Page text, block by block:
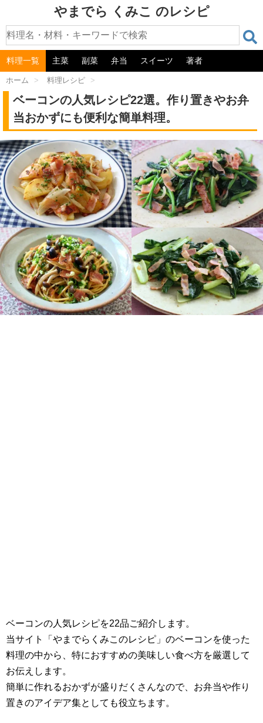
やまでら くみこ のレシピ
料理一覧 主菜 副菜 弁当 スイーツ 著者
ホーム > 料理レシピ >
ベーコンの人気レシピ22選。作り置きやお弁
当おかずにも便利な簡単料理。
ベーコンの人気レシピを22品ご紹介します。
当サイト「やまでらくみこのレシピ」のベーコンを使った
料理の中から、特におすすめの美味しい食べ方を厳選して
お伝えします。
簡単に作れるおかずが盛りだくさんなので、お弁当や作り
置きのアイデア集としても役立ちます。